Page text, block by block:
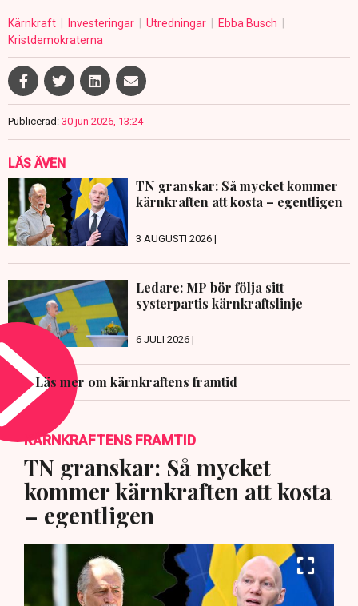
Kärnkraft Investeringar Utredningar
Ebba Busch
Kristdemokraterna
Publicerad: 30 jun 2026, 13:24
LÄS ÄVEN
TN granskar: Så mycket kommer
kärnkraften att kosta – egentligen
3 AUGUSTI 2026 |
Ledare: MP bör följa sitt
systerpartis kärnkraftslinje
6 JULI 2026 |
Läs mer om kärnkraftens framtid
KÄRNKRAFTENS FRAMTID
TN granskar: Så mycket
kommer kärnkraften att kosta
– egentligen